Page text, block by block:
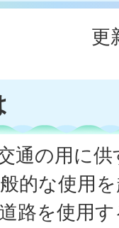
更
通の用に
的な使用
路を使用